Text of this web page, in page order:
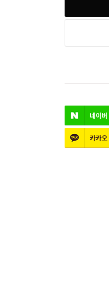
네이버
카카오